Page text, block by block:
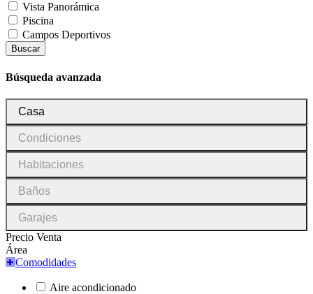
Vista Panorámica
Piscina
Campos Deportivos
Buscar
Búsqueda avanzada
Tipo
inmueble
Casa
Condiciones
Condiciones
Habitaciones
Habitaciones
Baños
Baños
Garajes
Garajes
Precio Venta
Área
Comodidades
Aire acondicionado